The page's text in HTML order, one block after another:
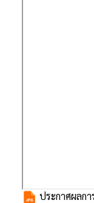
ประกาศผลก